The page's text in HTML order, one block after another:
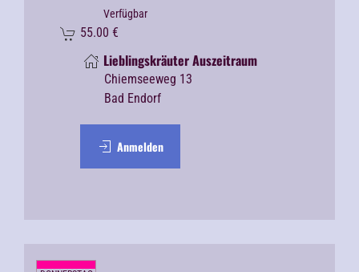
Verfügbar
55.00 €
Lieblingskräuter Auszeitraum
Chiemseeweg 13
Bad Endorf
Anmelden